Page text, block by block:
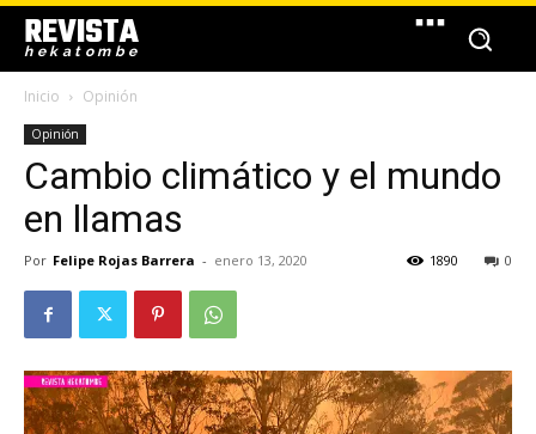
REVISTA
hekatombe
Inicio Opinión
Opinión
Cambio climático y el mundo
en llamas
Por Felipe Rojas Barrera - enero 13, 2020 0
1890